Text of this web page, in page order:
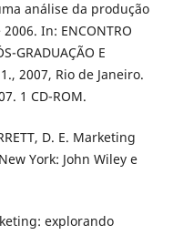
análise da produção
In: ENCONTRO
GRADUAÇÃO E
2007, Rio de Janeiro.
1 CD-ROM.
D. E. Marketing
York: John Wiley e
explorando